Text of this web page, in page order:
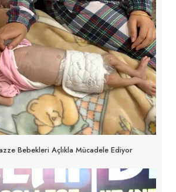
Bebekleri Açlıkla Mücadele Ediyor